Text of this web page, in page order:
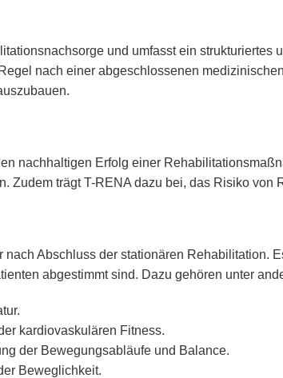
und umfasst ein
nach einer abgeschlossenen
nachhaltigen Erfolg einer
Zudem trägt T-RENA dazu bei, das Risiko
Abschluss der stationären
abgestimmt sind. Dazu gehören unter
kardiovaskulären Fitness.
der Bewegungsabläufe und Balance.
Beweglichkeit.